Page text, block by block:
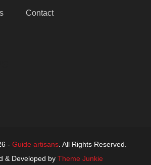
Contact
- Guide artisans. All Rights Reserved.
& Developed by Theme Junkie